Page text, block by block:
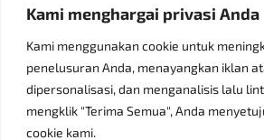
Kami menghargai privasi Anda
Kami menggunakan cookie untuk
penelusuran Anda, menayangkan iklan
dipersonalisasi, dan menganalisis lalu
mengklik "Terima Semua", Anda
cookie kami.
Jasa Pembuatan Lift Barang: Solusi
Receiving Parcels and Mail at a Rented Room in
6 Tips Pilih Oven Listrik Terbaik Sesuai
Konsultan Pajak Bandung Jakarta Solusi Bisnis